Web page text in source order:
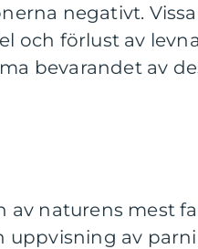
negativt.
och förlust av
bevarandet av
av naturens mest
uppvisning av